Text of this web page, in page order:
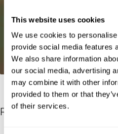
This website uses cookies
We use cookies to
provide social media features
We also share information
our social media, advertising
may combine it with other
provided to them or that
of their services.
Riferimenti